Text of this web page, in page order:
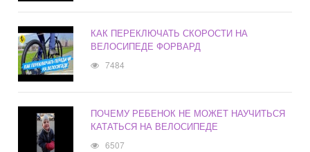
КАК ПЕРЕКЛЮЧАТЬ СКОРОСТИ НА
ВЕЛОСИПЕДЕ ФОРВАРД
7484
ПОЧЕМУ РЕБЕНОК НЕ МОЖЕТ НАУЧИТЬСЯ
КАТАТЬСЯ НА ВЕЛОСИПЕДЕ
6507